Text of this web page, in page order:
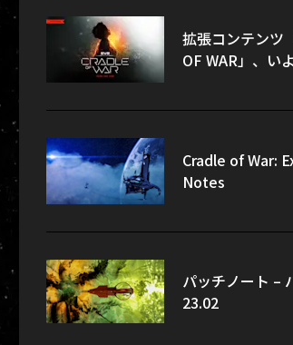
拡張コンテンツ
OF WAR」、い
Cradle of War:
Notes
パッチノート –
23.02